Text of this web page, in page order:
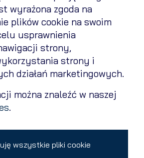
wyrażona zgoda na
plików cookie na swoim
usprawnienia
strony,
strony i
działań marketingowych.
można znaleźć w naszej
.
wszystkie pliki cookie
cookies
prywatności
Kontakt
ustawienia cookies
2026 © All rights reserved